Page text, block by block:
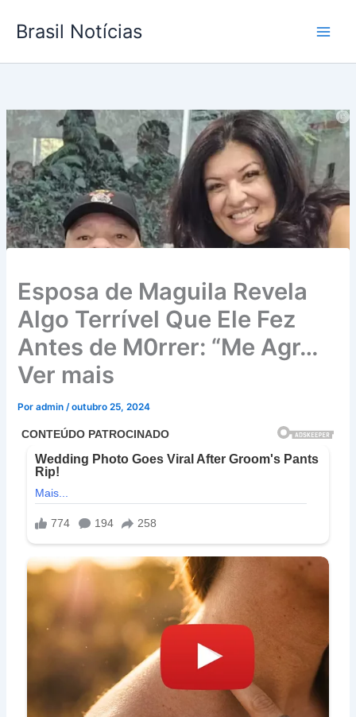
para
conteúdo
Brasil Notícias
Esposa de Maguila Revela
Algo Terrível Que Ele Fez
Antes de M0rrer: “Me Agr…
Ver mais
Poradmin/outubro 25, 2024